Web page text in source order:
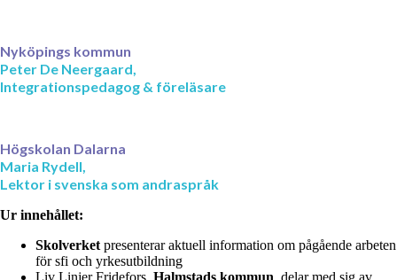
Nyköpings kommun
Peter De Neergaard,
Integrationspedagog & föreläsare
Högskolan Dalarna
Maria Rydell,
Lektor i svenska som andraspråk
Ur innehållet:
Skolverket presenterar aktuell information om pågående arbeten
för sfi och yrkesutbildning
Liv Linjer Fridefors, Halmstads kommun , delar med sig av